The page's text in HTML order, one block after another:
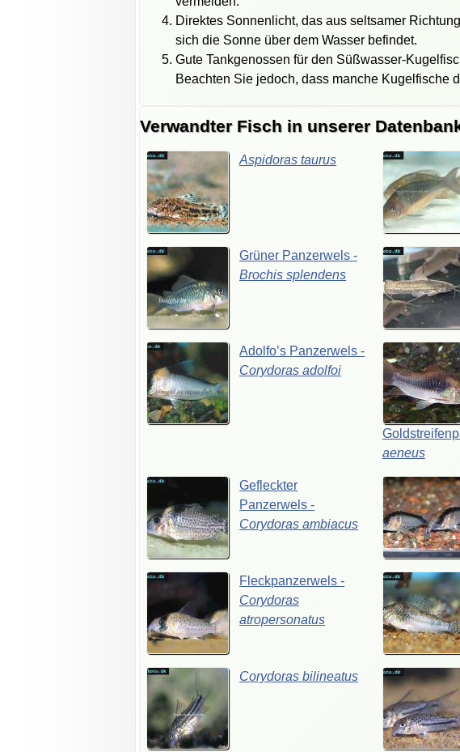
Direktes Sonnenlicht, das aus seltsamer
sich die Sonne über dem Wasser befindet.
Gute Tankgenossen für den Süßwasser-
Beachten Sie jedoch, dass manche Kugelfische
Verwandter Fisch in unserer
Aspidorastaurus
Grüner Panzerwels-
Brochissplendens
Adolfo’s Panzerwels-
Corydorasadolfoi
aeneus
Gefleckter
Panzerwels-
Corydorasambiacus
Fleckpanzerwels-
Corydoras
atropersonatus
Corydorasbilineatus